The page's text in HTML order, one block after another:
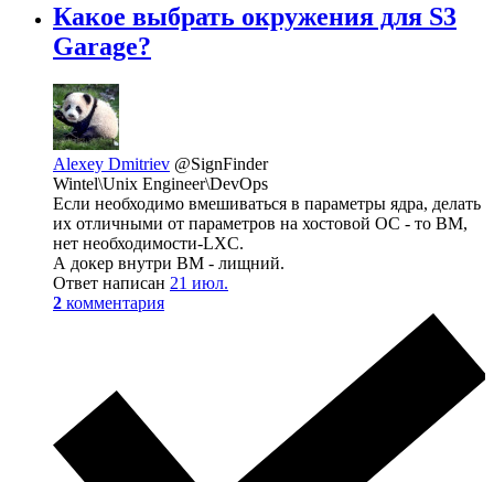
Какое выбрать окружения для S3
Garage?
Alexey Dmitriev @SignFinder
Wintel\Unix Engineer\DevOps
Если необходимо вмешиваться в параметры ядра, делать
их отличными от параметров на хостовой ОС - то ВМ,
нет необходимости-LXC.
А докер внутри ВМ - лищний.
Ответ написан 21 июл.
2 комментария